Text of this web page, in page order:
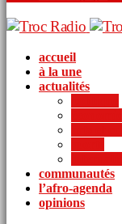
accueil
à la une
actualités
communautés
l’afro-agenda
opinions